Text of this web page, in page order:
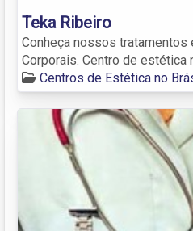
Teka Ribeiro
Conheça nossos
Corporais. Centro de estética
Centros de Estética no